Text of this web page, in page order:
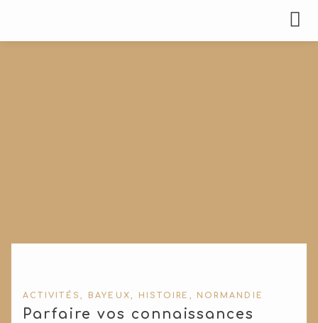
ACTIVITÉS, BAYEUX, HISTOIRE , NORMANDIE
Parfaire vos connaissances